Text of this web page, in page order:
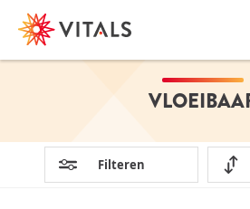
We staan elke dag voor je klaar!
ndien we je ergens mee kunnen
helpen, neem dan contact met
Filteren